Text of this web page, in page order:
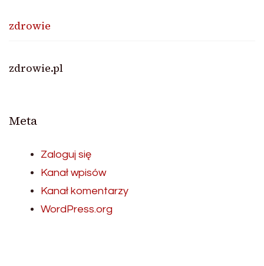
zdrowie
zdrowie.pl
Meta
Zaloguj się
Kanał wpisów
Kanał komentarzy
WordPress.org